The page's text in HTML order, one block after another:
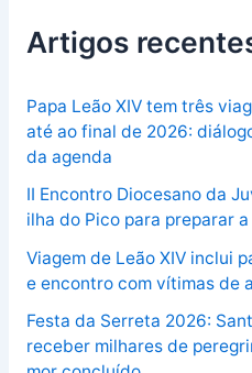
Artigos
Papa Leão XIV tem três
até ao final de 2026:
da agenda
II Encontro Diocesano da
ilha do Pico para preparar
Viagem de Leão XIV inclui
e encontro com vítimas de
Festa da Serreta 2026:
receber milhares de